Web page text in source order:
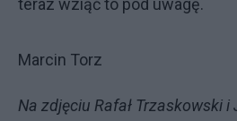
teraz wziąć to pod uwagę.
Marcin Torz
Na zdjęciu Rafał Trzaskowski i